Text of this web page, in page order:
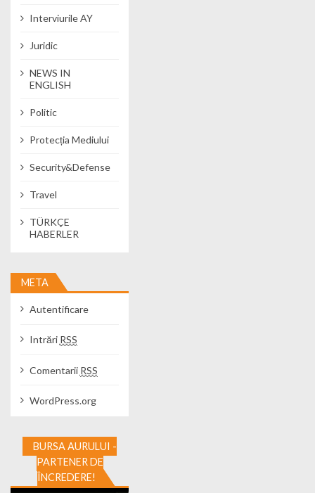
Interviurile AY
Juridic
NEWS IN
ENGLISH
Politic
Protecția Mediului
Security&Defense
Travel
TÜRKÇE
HABERLER
META
Autentificare
Intrări RSS
Comentarii RSS
WordPress.org
BURSA AURULUI -
PARTENER DE
ÎNCREDERE!